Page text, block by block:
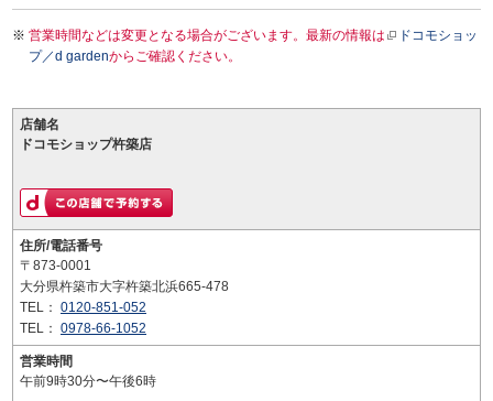
営業時間などは変更となる場合がございます。最新の情報は
ドコモショッ
プ／d gardenからご確認ください。
店舗名
ドコモショップ杵築店
住所/電話番号
〒873-0001
大分県杵築市大字杵築北浜665-478
TEL： 0120-851-052
TEL： 0978-66-1052
営業時間
午前9時30分〜午後6時